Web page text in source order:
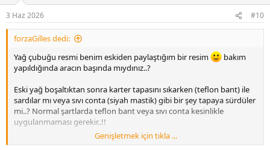
3 Haz 2026 #10
forzaGilles dedi:
Yağ çubuğu resmi benim eskiden paylaştığım bir resim
bakım
yapıldığında aracın başında mıydınız..?
Eski yağ boşaltıktan sonra karter tapasını sıkarken (teflon bant) ile
sardılar mı veya sıvı conta (siyah mastik) gibi bir şey tapaya sürdüler
mi..? Normal şartlarda teflon bant veya sıvı conta kesinlikle
uygulanmaması gerekir..!!
Geçmişte her bakımda tapayı sürekli olması gerekenden fazla
Genişletmek için tıkla ...